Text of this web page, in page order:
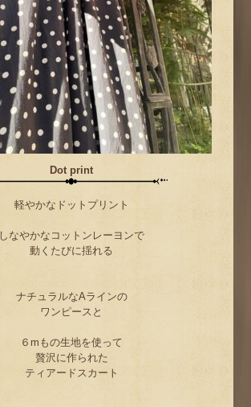
Dot print
軽やかなドットプリント
しなやかなコットンレーヨンで
動くたびに揺れる
ナチュラルなAラインの
ワンピースと
６mもの生地を使って
贅沢に作られた
ティアードスカート